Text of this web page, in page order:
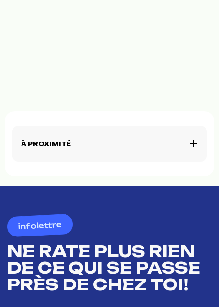
À PROXIMITÉ
infolettre
NE RATE PLUS RIEN
DE CE QUI SE PASSE
PRÈS DE CHEZ TOI!